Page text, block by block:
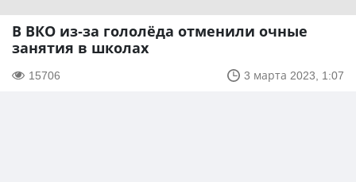
В ВКО из-за гололёда отменили очные
занятия в школах
15706 3 марта 2023, 1:07